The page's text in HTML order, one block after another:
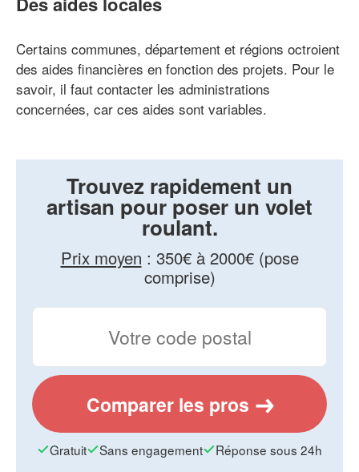
Certains communes, département et régions octroient
des aides financières en fonction des projets. Pour le
savoir, il faut contacter les administrations
concernées, car ces aides sont variables.
Trouvez rapidement un
artisan pour poser un volet
roulant.
Prix moyen : 350€ à 2000€ (pose
comprise)
Comparer les pros
Gratuit Sans engagement Réponse sous 24h